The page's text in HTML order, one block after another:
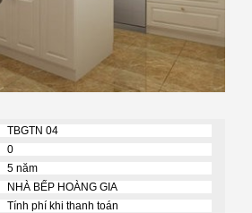
TBGTN 04
0
5 năm
NHÀ BẾP HOÀNG GIA
Tính phí khi thanh toán